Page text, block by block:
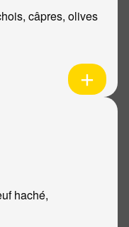
câpres, olives
haché,